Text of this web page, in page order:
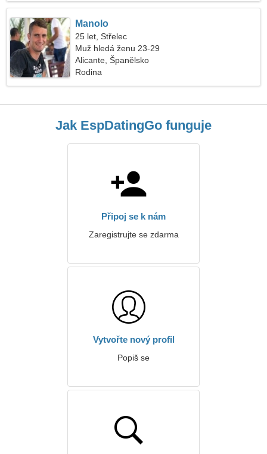
Manolo
25 let, Střelec
Muž hledá ženu 23-29
Alicante, Španělsko
Rodina
Jak EspDatingGo funguje
Připoj se k nám
Zaregistrujte se zdarma
Vytvořte nový profil
Popiš se